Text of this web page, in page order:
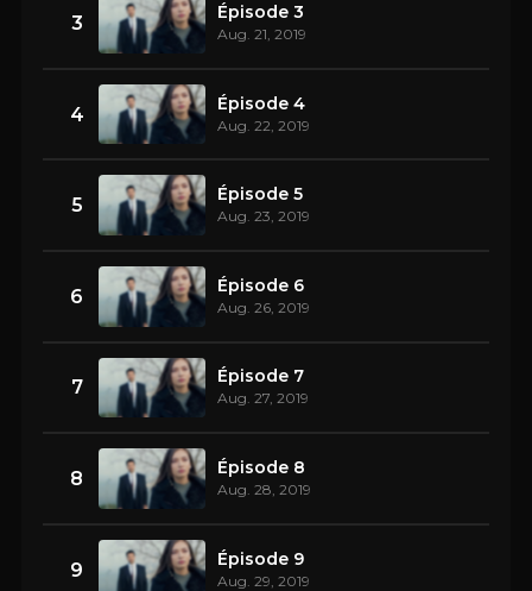
3 Épisode 3
Aug. 21, 2019
4 Épisode 4
Aug. 22, 2019
5 Épisode 5
Aug. 23, 2019
6 Épisode 6
Aug. 26, 2019
7 Épisode 7
Aug. 27, 2019
8 Épisode 8
Aug. 28, 2019
9 Épisode 9
Aug. 29, 2019